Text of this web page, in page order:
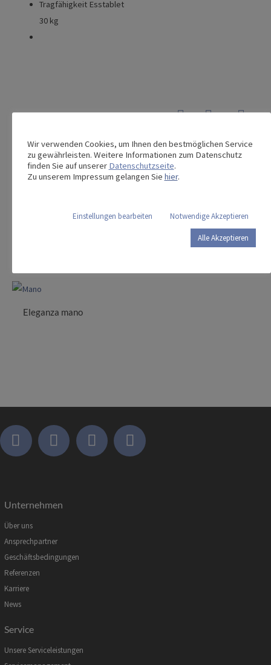
Tragfähigkeit Esstablet
30 kg
Das könnte Sie auch interessieren …
Stylo Serie
Eleganza mano
Unternehmen
Über uns
Ansprechpartner
Geschäftsbedingungen
Referenzen
Karriere
News
Service
Unsere Serviceleistungen
Wir verwenden Cookies, um Ihnen den bestmöglichen Service
zu gewährleisten. Weitere Informationen zum Datenschutz
finden Sie auf unserer Datenschutzseite.
Zu unserem Impressum gelangen Sie hier.
Einstellungen bearbeiten Notwendige Akzeptieren
Alle Akzeptieren